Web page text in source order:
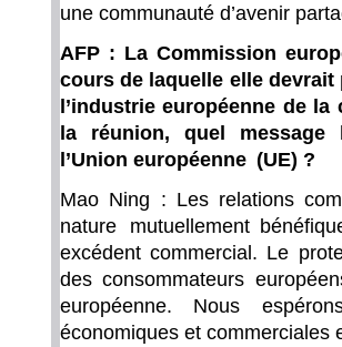
une communauté d’avenir
AFP : La Commission
cours de laquelle elle
l’industrie européenne de
la réunion, quel message
l’Union européenne (UE) ?
Mao Ning : Les relations
nature mutuellement
excédent commercial. Le
des consommateurs
européenne. Nous
économiques et commerciales